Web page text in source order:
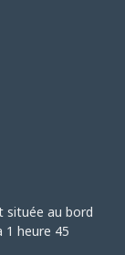
située au bord
1 heure 45